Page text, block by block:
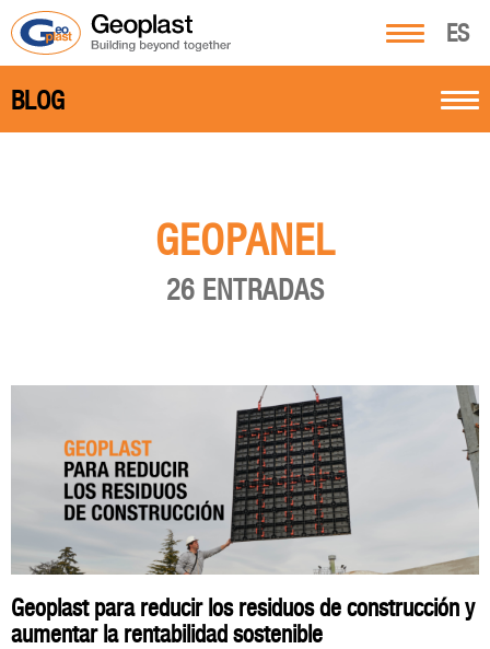
ES
BLOG
GEOPANEL
26 ENTRADAS
Geoplast para reducir los residuos de construcción y
aumentar la rentabilidad sostenible